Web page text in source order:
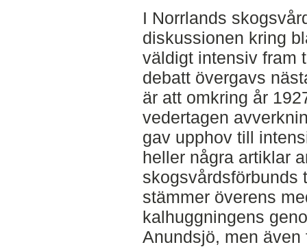
I Norrlands
diskussionen kring
väldigt intensiv fram
debatt övergavs
är att omkring år
vedertagen
gav upphov till
heller några artiklar
skogsvårdsförbunds
stämmer överens
kalhuggningens
Anundsjö, men